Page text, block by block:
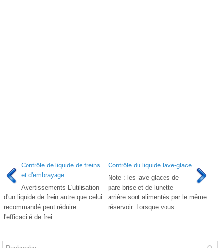
Contrôle de liquide de freins
et d'embrayage
Avertissements L'utilisation
d'un liquide de frein autre que celui
recommandé peut réduire
l'efficacité de frei ...
Contrôle du liquide lave-glace
Note : les lave-glaces de
pare-brise et de lunette
arrière sont alimentés par le même
réservoir. Lorsque vous ...